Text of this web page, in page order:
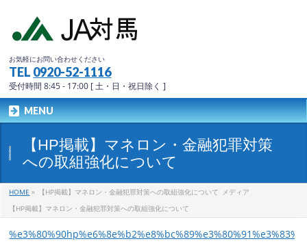
お気軽にお問い合わせください
TEL 0920-52-1116
受付時間 8:45 - 17:00 [ 土・日・祝日除く ]
MENU
【HP掲載】マネロン・金融犯罪対策
への取組強化について
HOME » 【HP掲載】マネロン・金融犯罪対策への取組強化について メディア
【HP掲載】マネロン・金融犯罪対策への取組強化について